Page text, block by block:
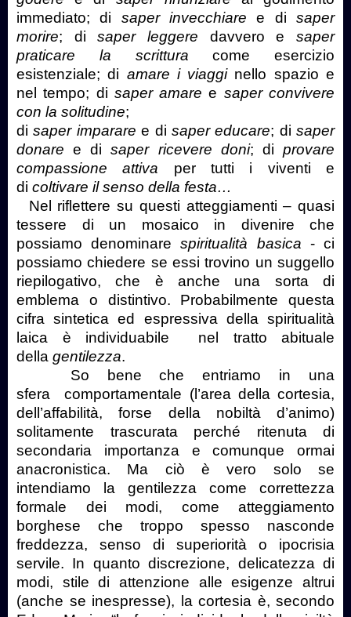
immediato; di saper invecchiare e disaper
morire; disaper leggere davvero esaper
praticare la scrittura come esercizio
esistenziale; di amare i viagginello spazio e
nel tempo; di saper amare e saper convivere
con la solitudine;
di saper imparare e di saper educare; di saper
donare e disaper ricevere doni; diprovare
compassione attiva per tutti i viventi e
di coltivare il senso della festa…
Nel riflettere su questi atteggiamenti – quasi
tessere di un mosaico in divenire che
possiamo denominarespiritualità basica - ci
possiamo chiedere se essi trovino un suggello
riepilogativo, che è anche una sorta di
emblema o distintivo. Probabilmente questa
cifra sintetica ed espressiva della spiritualità
laica è individuabile nel tratto abituale
della gentilezza.
So bene che entriamo in una
sfera comportamentale (l’area della cortesia,
dell’affabilità, forse della nobiltà d’animo)
solitamente trascurata perché ritenuta di
secondaria importanza e comunque ormai
anacronistica. Ma ciò è vero solo se
intendiamo la gentilezza come correttezza
formale dei modi, come atteggiamento
borghese che troppo spesso nasconde
freddezza, senso di superiorità o ipocrisia
servile. In quanto discrezione, delicatezza di
modi, stile di attenzione alle esigenze altrui
(anche se inespresse), la cortesia è, secondo